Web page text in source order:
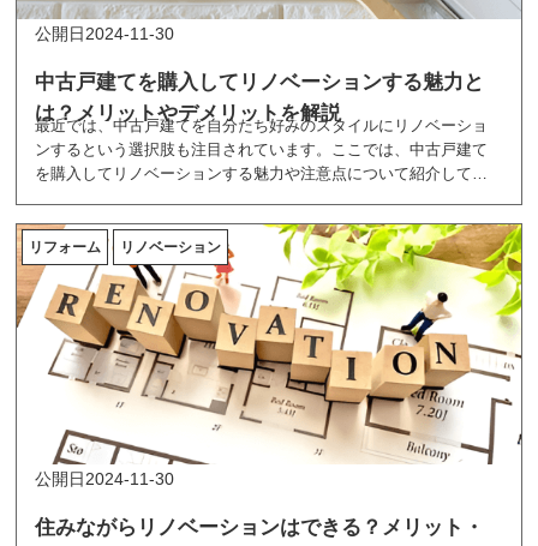
中古戸建てを購入してリノベーションする魅力と
は？メリットやデメリットを解説
2024-11-30
最近では、中古戸建てを自分たち好みのスタイルにリノベーショ
ンするという選択肢も注目されています。ここでは、中古戸建て
を購入してリノベーションする魅力や注意点について紹介してい
リフォーム リノベーション
住みながらリノベーションはできる？メリット・
2024-11-30